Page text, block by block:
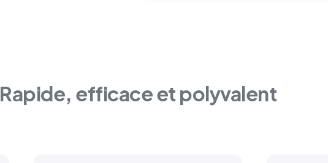
Rapide, efficace et polyvalent